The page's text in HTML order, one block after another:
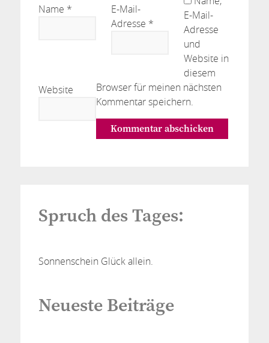
Name *
E-Mail-
Adresse *
Website
E-Mail-
Adresse
und
Website in
diesem
Browser für meinen nächsten
Kommentar speichern.
Spruch des Tages:
Sonnenschein Glück allein.
Neueste Beiträge